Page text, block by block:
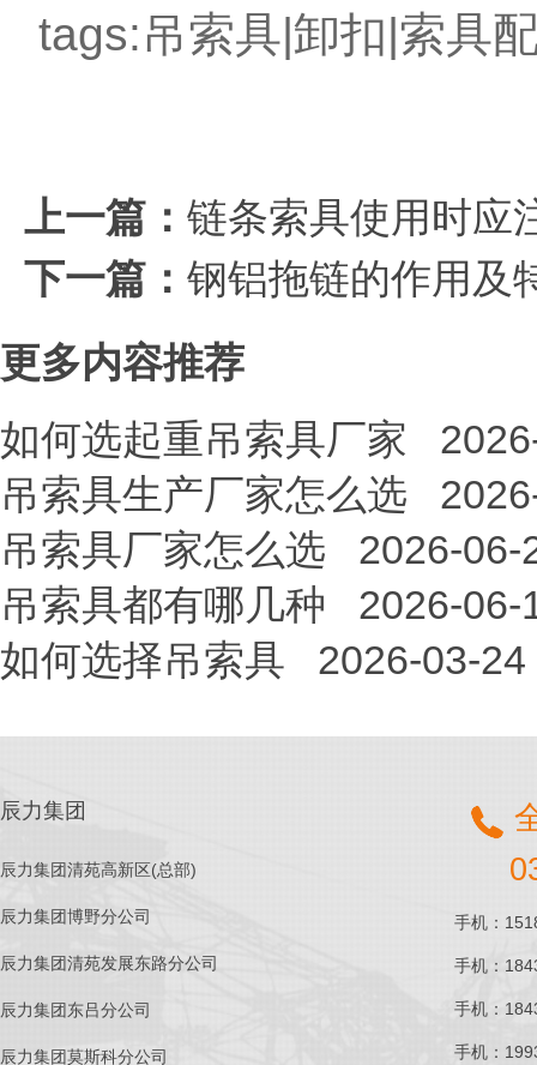
tags:吊索具|卸扣|索具
上一篇： 链条索具使用时应
下一篇： 钢铝拖链的作用及
更多内容推荐
如何选起重吊索具厂家
吊索具生产厂家怎么选
吊索具厂家怎么选
2026-06-
吊索具都有哪几种
2026-06-
如何选择吊索具
2026-03-24
辰力集团
辰力集团清苑高新区(总部)
辰力集团博野分公司
辰力集团清苑发展东路分公司
辰力集团东吕分公司
辰力集团莫斯科分公司
手机：
手机：
手机：
手机：